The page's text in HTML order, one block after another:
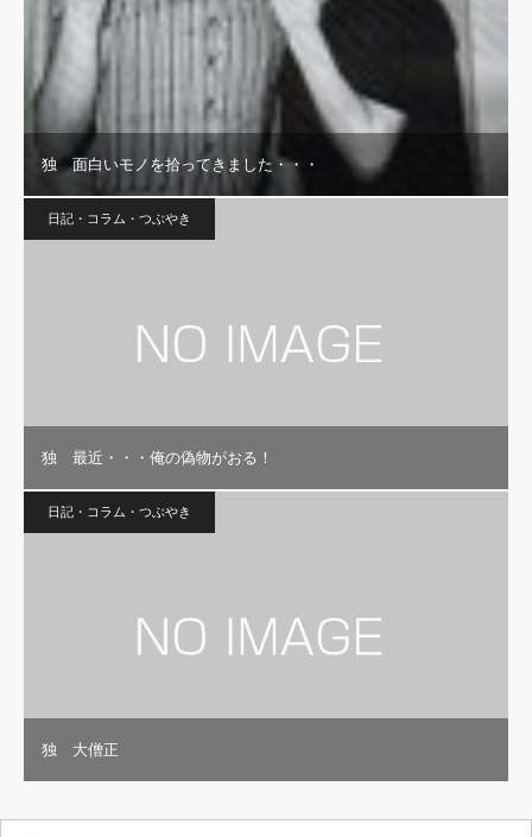
独 面白いモノを拾ってきました・・・
日記・コラム・つぶやき
独 最近・・・俺の偽物がおる！
日記・コラム・つぶやき
独 大僧正